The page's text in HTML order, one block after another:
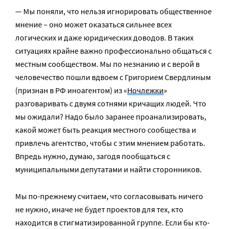
— Мы поняли, что нельзя игнорировать общественное
мнение – оно может оказаться сильнее всех
логических и даже юридических доводов. В таких
ситуациях крайне важно профессионально общаться с
местным сообществом. Мы по незнанию и с верой в
человечество пошли вдвоем с Григорием Свердлиным
(признан в РФ иноагентом) из «Ночлежки»
разговаривать с двумя сотнями кричащих людей. Что
мы ожидали? Надо было заранее проанализировать,
какой может быть реакция местного сообщества и
привлечь агентство, чтобы с этим мнением работать.
Впредь нужно, думаю, загодя пообщаться с
муниципальными депутатами и найти сторонников.
Мы по-прежнему считаем, что согласовывать ничего
не нужно, иначе не будет проектов для тех, кто
находится в стигматизированной группе. Если бы кто-